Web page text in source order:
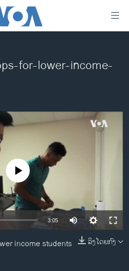
ຫະລັດ 2024
for-lower-income-
currently available
3:05
ລິງໂດຍກົງ
income students